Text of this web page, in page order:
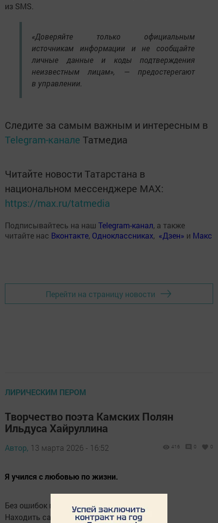
из SMS.
«Доверяйте только официальным
источникам информации и не сообщайте
личные данные и коды подтверждения
неизвестным лицам», — предостерегают
в управлении.
Следите за самым важным и интересным в
Telegram-канале Татмедиа
Читайте новости Татарстана в
национальном мессенджере MАХ:
https://max.ru/tatmedia
Подписывайтесь на наш Telegram-канал, а также
читайте нас Вконтакте, Одноклассниках, «Дзен» и Макс
Перейти на страницу новости
ЛИРИЧЕСКИМ ПЕРОМ
Творчество поэта Камских Полян
Ильдуса Хайруллина
Автор, 13 марта 2026 - 16:52 416 0 0
Я учился с любовью по жизни.
Без ошибок прожить невозможно,
Находить самый верный свой путь,